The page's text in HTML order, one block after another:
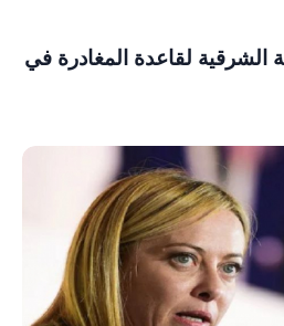
الشرقية لقاعدة المغادرة في